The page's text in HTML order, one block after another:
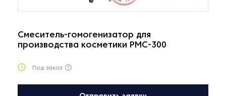
Смеситель-гомогенизатор для
производства косметики PMC-300
Под заказ